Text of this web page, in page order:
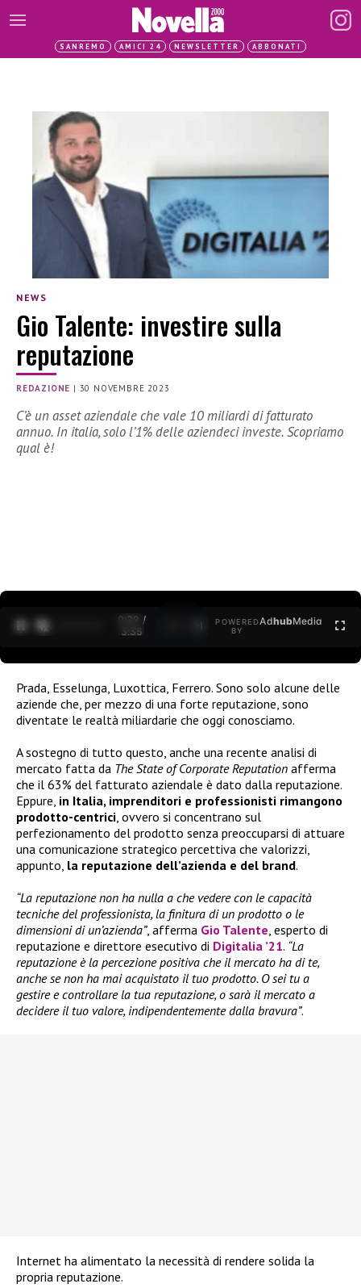
SANREMO AMICI 24 NEWSLETTER ABBONATI
NEWS
Gio Talente: investire sulla
reputazione
REDAZIONE | 30 NOVEMBRE 2023
C’è un asset aziendale che vale 10 miliardi di fatturato
annuo. In italia, solo l’1% delle aziendeci investe. Scopriamo
qual è!
0:30 /
3:35
POWERED
BY
AdhubMedia
Prada, Esselunga, Luxottica, Ferrero. Sono solo alcune delle
aziende che, per mezzo di una forte reputazione, sono
diventate le realtà miliardarie che oggi conosciamo.
A sostegno di tutto questo, anche una recente analisi di
mercato fatta da The State of Corporate Reputation afferma
che il 63% del fatturato aziendale è dato dalla reputazione.
Eppure, in Italia, imprenditori e professionisti rimangono
prodotto-centrici , ovvero si concentrano sul
perfezionamento del prodotto senza preoccuparsi di attuare
una comunicazione strategico percettiva che valorizzi,
appunto, la reputazione dell’azienda e del brand.
“La reputazione non ha nulla a che vedere con le capacità
tecniche del professionista, la finitura di un prodotto o le
dimensioni di un’azienda”, afferma Gio Talente , esperto di
reputazione e direttore esecutivo di Digitalia ’21. “La
reputazione è la percezione positiva che il mercato ha di te,
anche se non ha mai acquistato il tuo prodotto. O sei tu a
gestire e controllare la tua reputazione, o sarà il mercato a
decidere il tuo valore, indipendentemente dalla bravura”.
Internet ha alimentato la necessità di rendere solida la
propria reputazione.